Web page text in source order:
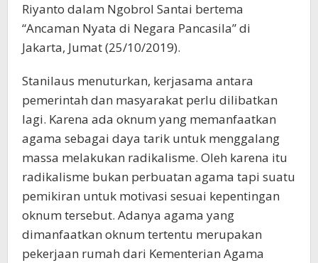
Riyanto dalam Ngobrol Santai bertema
“Ancaman Nyata di Negara Pancasila” di
Jakarta, Jumat (25/10/2019).
Stanilaus menuturkan, kerjasama antara
pemerintah dan masyarakat perlu dilibatkan
lagi. Karena ada oknum yang memanfaatkan
agama sebagai daya tarik untuk menggalang
massa melakukan radikalisme. Oleh karena itu
radikalisme bukan perbuatan agama tapi suatu
pemikiran untuk motivasi sesuai kepentingan
oknum tersebut. Adanya agama yang
dimanfaatkan oknum tertentu merupakan
pekerjaan rumah dari Kementerian Agama